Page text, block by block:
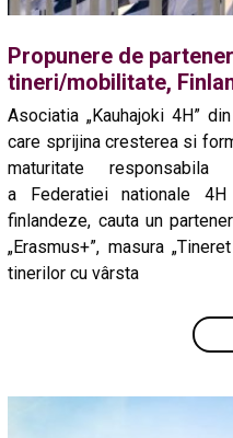
Propunere de
tineri/mobilitate,
Asociatia „Kauhajoki 4H”
care sprijina cresterea si
maturitate responsabila
a Federatiei nationale
finlandeze, cauta un
„Erasmus+”, masura
tinerilor cu vârsta